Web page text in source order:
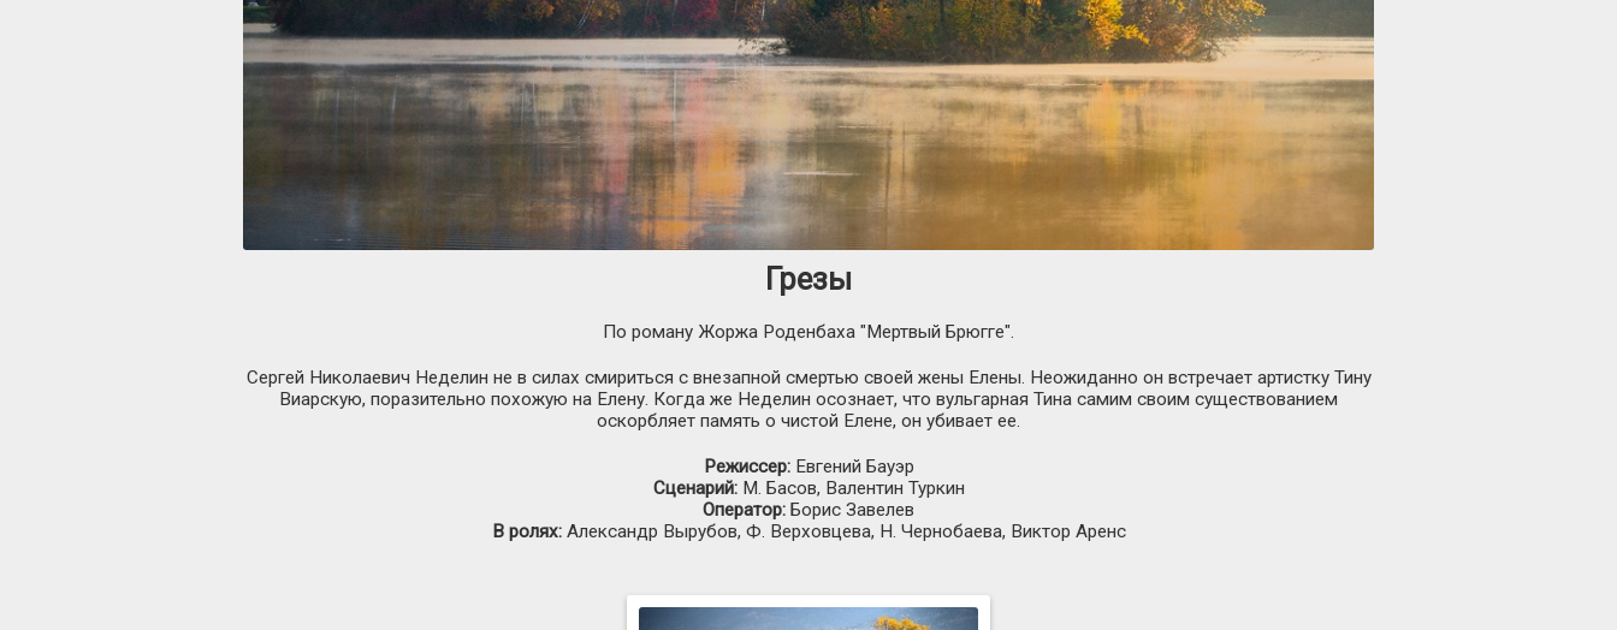
Грезы
По роману Жоржа Роденбаха "Мертвый Брюгге".
Сергей Николаевич Неделин не в силах смириться с внезапной смертью своей жены Елены. Неожиданно он встречает артистку Тину
Виарскую, поразительно похожую на Елену. Когда же Неделин осознает, что вульгарная Тина самим своим существованием
оскорбляет память о чистой Елене, он убивает ее.
Режиссер:Евгений Бауэр
Сценарий: М. Басов, Валентин Туркин
Оператор: Борис Завелев
В ролях:Александр Вырубов, Ф. Верховцева, Н. Чернобаева, Виктор Аренс